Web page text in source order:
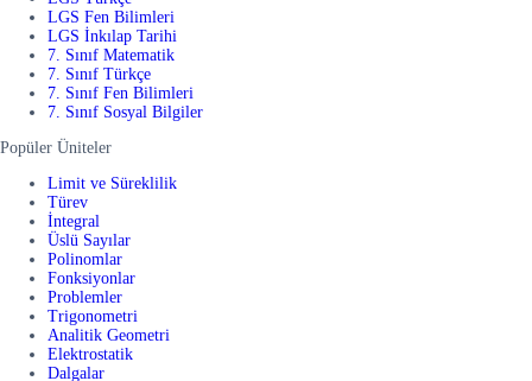
LGS Fen Bilimleri
LGS İnkılap Tarihi
7. Sınıf Matematik
7. Sınıf Türkçe
7. Sınıf Fen Bilimleri
7. Sınıf Sosyal Bilgiler
Popüler Üniteler
Limit ve Süreklilik
Türev
İntegral
Üslü Sayılar
Polinomlar
Fonksiyonlar
Problemler
Trigonometri
Analitik Geometri
Elektrostatik
Dalgalar